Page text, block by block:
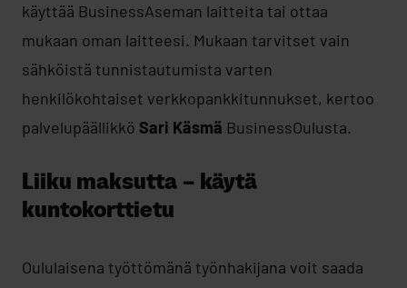
käyttää BusinessAseman laitteita tai ottaa
mukaan oman laitteesi. Mukaan tarvitset vain
sähköistä tunnistautumista varten
henkilökohtaiset verkkopankkitunnukset, kertoo
palvelupäällikkö Sari Käsmä BusinessOulusta.
Liiku maksutta – käytä
kuntokorttietu
Oululaisena työttömänä työnhakijana voit saada